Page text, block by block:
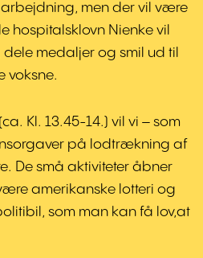
men der vil være
hospitalsklovn Nienke vil
medaljer og smil ud til
voksne.
Kl. 13.45-14.) vil vi – som
på lodtrækning af
De små aktiviteter åbner
amerikanske lotteri og
som man kan få lov,at